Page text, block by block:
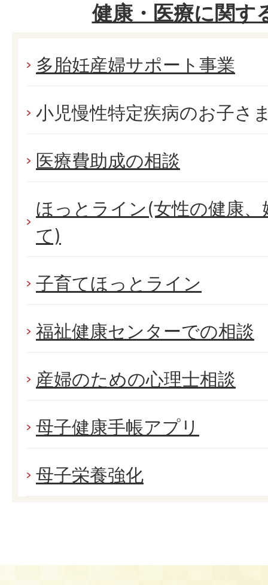
健康・医療に関す
多胎妊産婦サポート事業
小児慢性特定疾病のお子さ
医療費助成の相談
ほっとライン(女性の健康、
て)
子育てほっとライン
福祉健康センターでの相談
産婦のための心理士相談
母子健康手帳アプリ
母子栄養強化